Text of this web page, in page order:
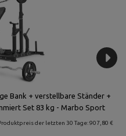
Bank + verstellbare Ständer +
Set 83 kg - Marbo Sport
der letzten 30 Tage: 907,80 €